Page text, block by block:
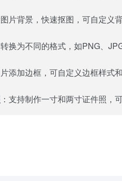
片背景，快速抠图，可自定义背
换为不同的格式，如PNG、
添加边框，可自定义边框样式和
：支持制作一寸和两寸证件照，